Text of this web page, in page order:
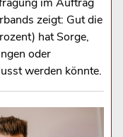
zeigt: Gut die
hat Sorge,
oder
werden könnte.